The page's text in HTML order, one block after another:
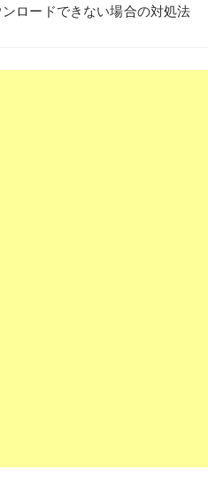
ロードできない場合の対処法